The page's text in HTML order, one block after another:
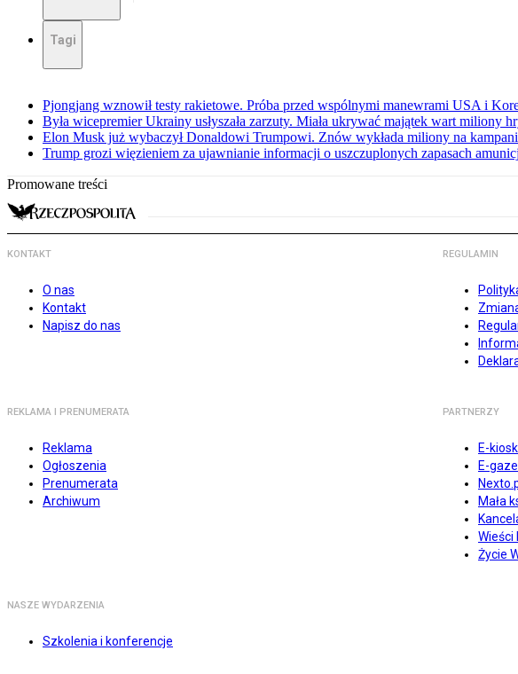
Tagi
Pjongjang wznowił testy rakietowe. Próba przed wspólnymi manewrami USA i
Była wicepremier Ukrainy usłyszała zarzuty. Miała ukrywać majątek wart miliony
Elon Musk już wybaczył Donaldowi Trumpowi. Znów wykłada miliony na
Trump grozi więzieniem za ujawnianie informacji o uszczuplonych zapasach
Promowane treści
KONTAKT
O nas
Kontakt
Napisz do nas
REGULAMIN
REKLAMA I PRENUMERATA
Reklama
Ogłoszenia
Prenumerata
Archiwum
PARTNERZY
E-
E-
Mała
Wieści
Życie
NASZE WYDARZENIA
Szkolenia i konferencje